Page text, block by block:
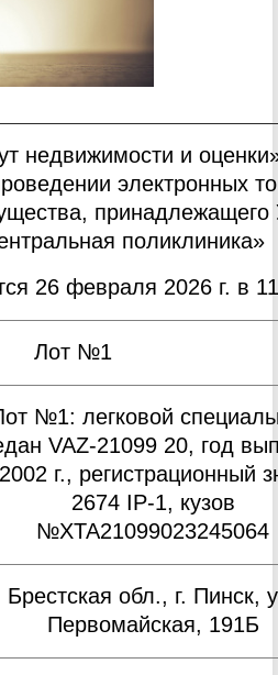
недвижимости и
электронных
принадлежащего
поликлиника»
26 февраля 2026 г. в
Лот №1
№1: легковой
VAZ-21099 20, год
2002 г., регистрационный
2674 IP-1, кузов
№XTA21099023245064
Брестская обл., г. Пинск,
Первомайская, 191Б